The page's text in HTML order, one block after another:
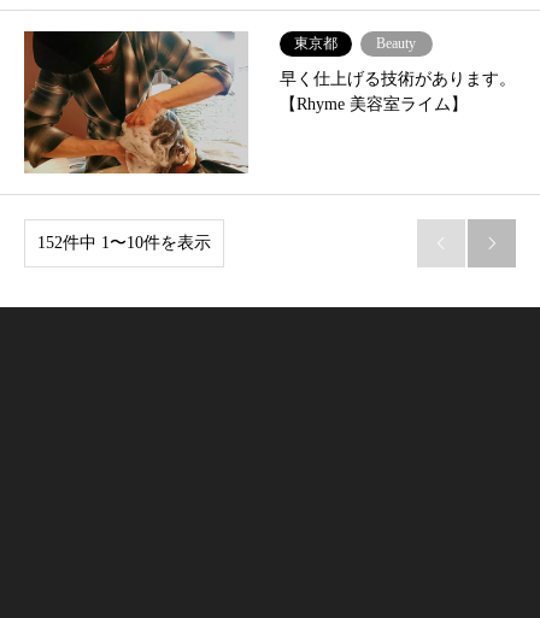
東京都 Beauty
早く仕上げる技術があります。
【Rhyme 美容室ライム】
152件中 1〜10件を表示  